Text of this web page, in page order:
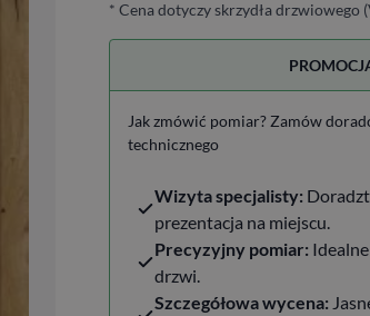
* Cena dotyczy skrzydła drzwiowego
Jak zmówić pomiar? Zamów
technicznego
Wizyta specjalisty:
prezentacja na miejscu.
Precyzyjny pomiar:
drzwi.
Szczegółowa wycena: